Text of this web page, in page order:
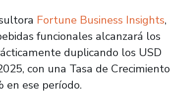
Fortune Business Insights,
funcionales alcanzará los
duplicando los USD
con una Tasa de Crecimiento
en ese período.